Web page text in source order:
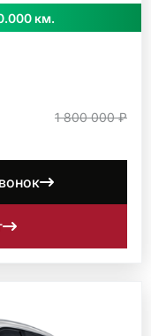
км.
1 800 000 ₽